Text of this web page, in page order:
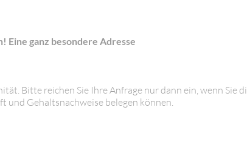
ganz besondere Adresse
Bitte reichen Sie Ihre Anfrage nur dann ein, wenn Sie
und Gehaltsnachweise belegen können.